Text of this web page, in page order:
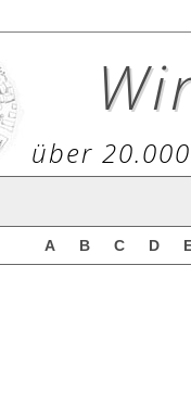
über
A B C D